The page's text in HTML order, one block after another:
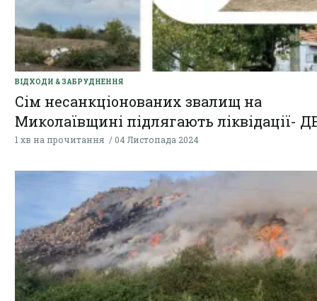
ВІДХОДИ & ЗАБРУДНЕННЯ
Сім несанкціонованих звалищ на
Миколаївщині підлягають ліквідації-
1 хв на прочитання 04 Листопада 2024